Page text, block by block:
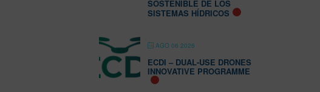
SOSTENIBLE DE LOS
SISTEMAS HÍDRICOS
AGO 06 2026
ECDI – DUAL-USE DRONES
INNOVATIVE PROGRAMME